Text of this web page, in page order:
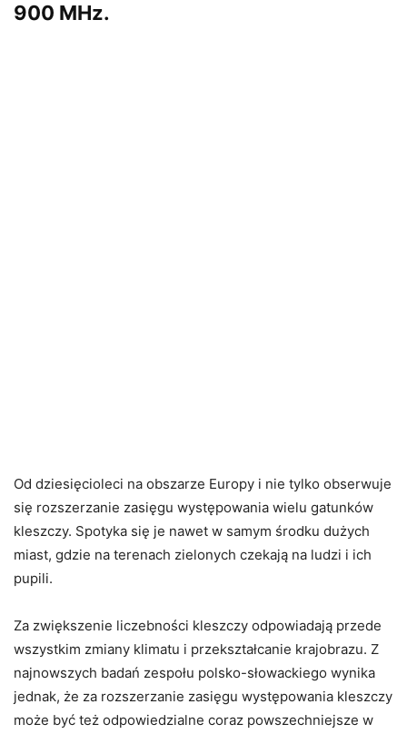
900 MHz.
Od dziesięcioleci na obszarze Europy i nie tylko obserwuje
się rozszerzanie zasięgu występowania wielu gatunków
kleszczy. Spotyka się je nawet w samym środku dużych
miast, gdzie na terenach zielonych czekają na ludzi i ich
pupili.
Za zwiększenie liczebności kleszczy odpowiadają przede
wszystkim zmiany klimatu i przekształcanie krajobrazu. Z
najnowszych badań zespołu polsko-słowackiego wynika
jednak, że za rozszerzanie zasięgu występowania kleszczy
może być też odpowiedzialne coraz powszechniejsze w